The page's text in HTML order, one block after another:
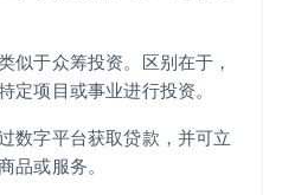
似于众筹投资。区别在于，
定项目或事业进行投资。
数字平台获取贷款，并可立
品或服务。